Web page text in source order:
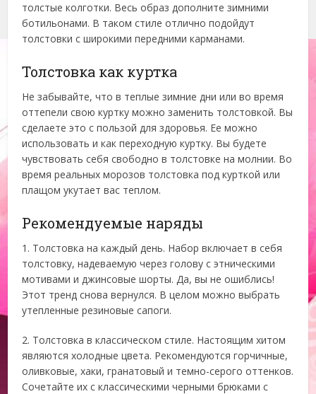
толстые колготки. Весь образ дополните зимними
ботильонами. В таком стиле отлично подойдут
толстовки с широкими передними карманами.
Толстовка как куртка
Не забывайте, что в теплые зимние дни или во время
оттепели свою куртку можно заменить толстовкой. Вы
сделаете это с пользой для здоровья. Ее можно
использовать и как переходную куртку. Вы будете
чувствовать себя свободно в толстовке на молнии. Во
время реальных морозов толстовка под курткой или
плащом укутает вас теплом.
Рекомендуемые наряды
1. Толстовка на каждый день. Набор включает в себя
толстовку, надеваемую через голову с этническими
мотивами и джинсовые шорты. Да, вы не ошиблись!
Этот тренд снова вернулся. В целом можно выбрать
утепленные резиновые сапоги.
2. Толстовка в классическом стиле. Настоящим хитом
являются холодные цвета. Рекомендуются горчичные,
оливковые, хаки, гранатовый и темно-серого оттенков.
Сочетайте их с классическими черными брюками с